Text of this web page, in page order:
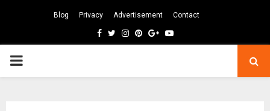
Blog Privacy Advertisement Contact
Facebook
TwitterInstagram
Pinterest
GoogleYoutube
PRIMARY